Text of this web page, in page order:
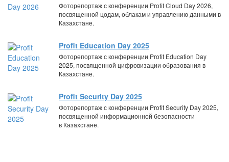
Фоторепортаж с конференции Profit Cloud Day 2026,
посвященной цодам, облакам и управлению данными в
Казахстане.
Profit Education Day 2025
Фоторепортаж с конференции Profit Education Day
2025, посвященной цифровизации образования в
Казахстане.
Profit Security Day 2025
Фоторепортаж с конференции Profit Security Day 2025,
посвященной информационной безопасности
в Казахстане.